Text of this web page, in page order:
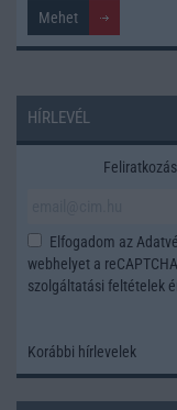
HÍRLEVÉL
Elfogadom az
webhelyet a
szolgáltatási feltételek
Korábbi hírlevelek